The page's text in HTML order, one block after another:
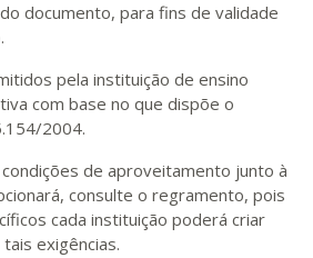
documento, para fins de validade
pela instituição de ensino
com base no que dispõe o
2004.
de aproveitamento junto à
consulte o regramento, pois
cada instituição poderá criar
exigências.